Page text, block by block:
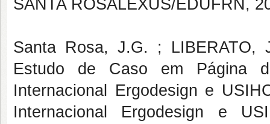
SANTA ROSALEXUS/EDUFRN,
Santa Rosa, J.G. ;
Estudo de Caso em Página
Internacional Ergodesign e
Internacional Ergodesign e